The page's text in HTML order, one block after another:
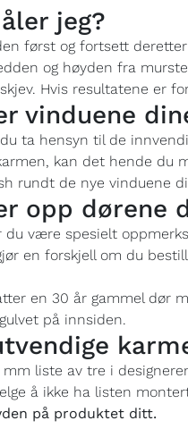
jeg?
først og fortsett
og høyden fra
Hvis resultatene er
vinduene
ta hensyn til de
kan det hende du
rundt de nye vinduene
opp dørene
du være spesielt
en forskjell om du
en 30 år gammel dør
på innsiden.
mm liste av tre i
å ikke ha listen
på produktet ditt.